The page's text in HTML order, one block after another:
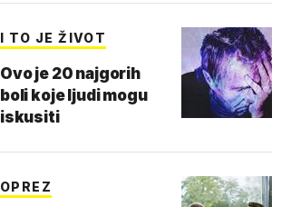
I TO JE ŽIVOT
Ovo je 20 najgorih
boli koje ljudi mogu
iskusiti
OPREZ